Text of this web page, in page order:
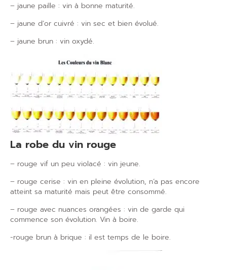
– jaune paille : vin à bonne maturité.
– jaune d’or cuivré : vin sec et bien évolué.
– jaune brun : vin oxydé.
La robe du vin rouge
– rouge vif un peu violacé : vin jeune.
– rouge cerise : vin en pleine évolution, n’a pas encore
atteint sa maturité mais peut être consommé.
– rouge avec nuances orangées : vin de garde qui
commence son évolution. Vin à boire.
-rouge brun à brique : il est temps de le boire.